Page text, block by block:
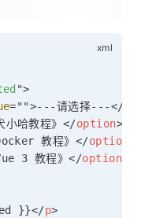
">
="">---请选择---</
小哈教程》 </option>
教程》 </option
3 教程》</option
}}</p>